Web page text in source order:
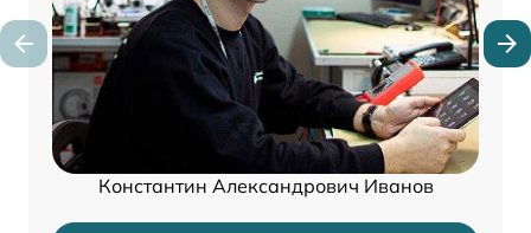
Константин Александрович Иванов